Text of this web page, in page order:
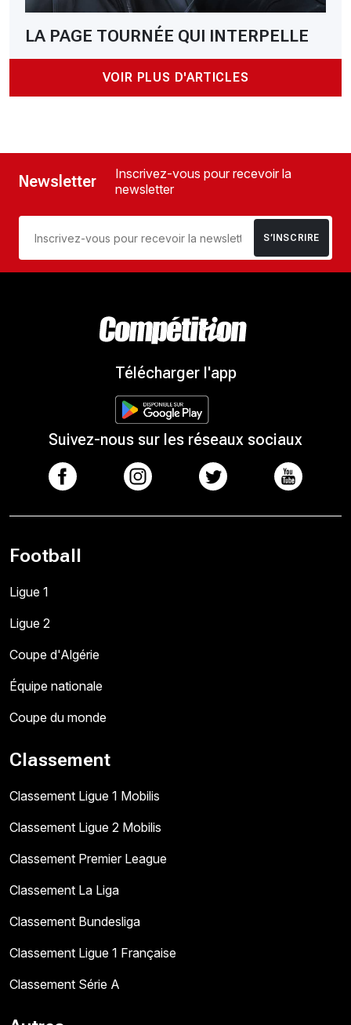
LA PAGE TOURNÉE QUI INTERPELLE
VOIR PLUS D'ARTICLES
Newsletter
Inscrivez-vous pour recevoir la
newsletter
S’INSCRIRE
Télécharger l'app
Suivez-nous sur les réseaux sociaux
Football
Ligue 1
Ligue 2
Coupe d'Algérie
Équipe nationale
Coupe du monde
Classement
Classement Ligue 1 Mobilis
Classement Ligue 2 Mobilis
Classement Premier League
Classement La Liga
Classement Bundesliga
Classement Ligue 1 Française
Classement Série A